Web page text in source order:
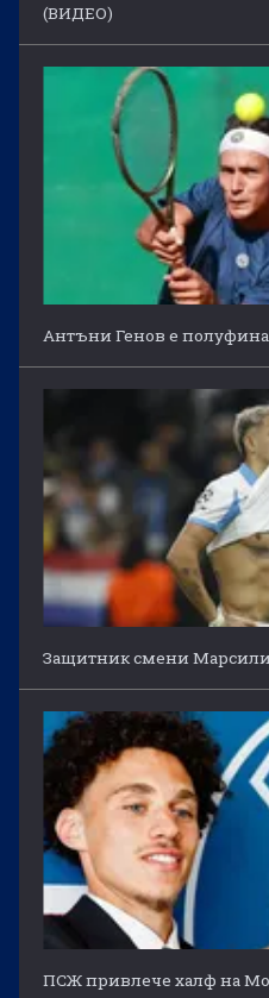
(ВИДЕО)
Антъни Генов е
Защитник смени
ПСЖ привлече халф на